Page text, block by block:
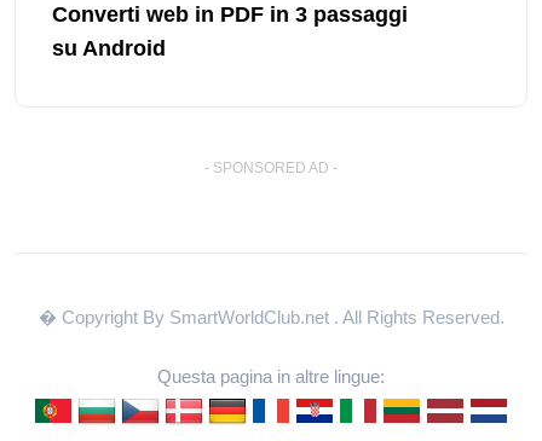
Converti web in PDF in 3 passaggi
su Android
- SPONSORED AD -
� Copyright By SmartWorldClub.net . All Rights Reserved.
Questa pagina in altre lingue: